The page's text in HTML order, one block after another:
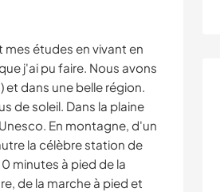
mes études en vivant en
j'ai pu faire. Nous avons
et dans une belle région.
de soleil. Dans la plaine
En montagne, d'un
la célèbre station de
minutes à pied de la
de la marche à pied et